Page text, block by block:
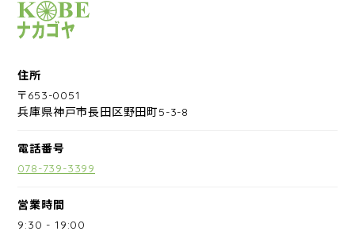
サイクルショップナカゴヤ
住所
〒653-0051
兵庫県神戸市長田区野田町5-3-8
電話番号
078-739-3399
営業時間
9:30 -19:00